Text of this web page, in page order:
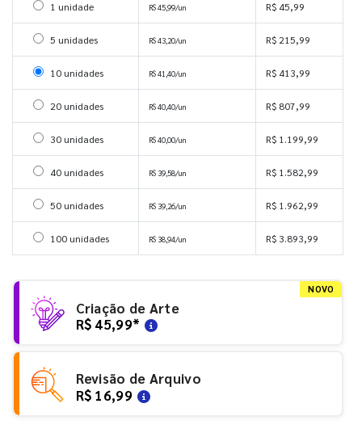
Selecionar 1 unidade
1 unidade R$ 45,99/un R$ 45,99
Selecionar 5 unidades
5 unidades R$ 43,20/un R$ 215,99
Selecionar 10 unidades
10 unidades R$ 41,40/un R$ 413,99
Selecionar 20 unidades
20 unidades R$ 40,40/un R$ 807,99
Selecionar 30 unidades
30 unidades R$ 40,00/un R$ 1.199,99
Selecionar 40 unidades
40 unidades R$ 39,58/un R$ 1.582,99
Selecionar 50 unidades
50 unidades R$ 39,26/un R$ 1.962,99
Selecionar 100 unidades
100 unidades R$ 38,94/un R$ 3.893,99
NOVO
Criação de Arte
R$ 45,99*
Revisão de Arquivo
R$ 16,99